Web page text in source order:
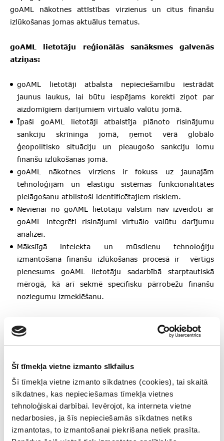
Šī tīmekļa vietne izmanto sīkfailus
Šī tīmekļa vietne izmanto sīkdatnes (cookies), tai skaitā
sīkdatnes, kas nepieciešamas tīmekļa vietnes
tehnoloģiskai darbībai. Ievērojot, ka interneta vietne
nedarbosies, ja šīs nepieciešamās sīkdatnes netiks
izmantotas, to izmantošanai piekrišana netiek prasīta.
goAML nākotnes attīstības virzienus un citus finanšu
izlūkošanas jomas aktuālus tematus.
goAML lietotāju reģionālās sanāksmes galvenās
atziņas:
goAML lietotāji atbalsta nepieciešamību iestrādāt
jaunus laukus, lai būtu iespējams korekti ziņot par
aizdomīgiem darījumiem virtuālo valūtu jomā.
Īpaši goAML lietotāji atbalstīja plānoto risinājumu
sankciju skrīninga jomā, ņemot vērā globālo
ģeopolitisko situāciju un pieaugošo sankciju lomu
finanšu izlūkošanas jomā.
goAML nākotnes virziens ir fokuss uz jaunajām
tehnoloģijām un elastīgu sistēmas funkcionalitātes
pielāgošanu atbilstoši identificētajiem riskiem.
Nevienai no goAML lietotāju valstīm nav izveidoti ar
goAML integrēti risinājumi virtuālo valūtu darījumu
analīzei.
Mākslīgā intelekta un mūsdienu tehnoloģiju
izmantošana finanšu izlūkošanas procesā ir vērtīgs
pienesums goAML lietotāju sadarbībā starptautiskā
mērogā, kā arī sekmē specifisku pārrobežu finanšu
noziegumu izmeklēšanu.
“goAML lietotāju reģionālās sanāksmes pievienotā vērtība
bija iespēja finanšu izlūkošanas dienestu pārstāvjiem kā
produkta izstrādātājiem un turētājiem, lai izdiskutētu
aktuālos jautājumus, kā arī problemātiskos aspektus.
Tāpat šī sanāksme ļāva mācīties no citu lietotāju
pieredzes, lai valstij, kurai, piemēram, aktuāla ir
jauninājumu ieviešana goAML, tie nav jāveido no jauna,
bet ir iespēja pielāgot savām vajadzībām citu valstu
pieeju. Turklāt goAML lietotāju reģionālā sanāksme bija